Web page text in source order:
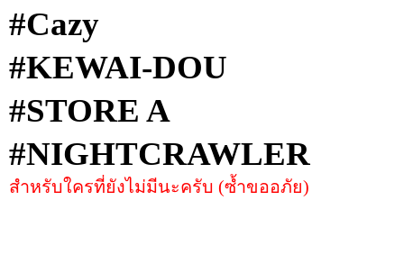
#Cazy
#KEWAI-DOU
#STORE A
#NIGHTCRAWLER
สำหรับใครที่ยังไม่มีนะครับ (ซ้ำขออภัย)